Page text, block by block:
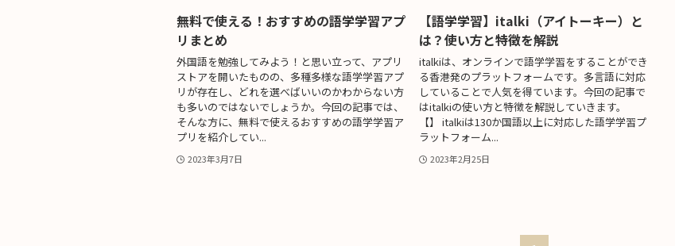
無料で使える！おすすめの語学学習アプ
リまとめ
外国語を勉強してみよう！と思い立って、アプリ
ストアを開いたものの、多種多様な語学学習アプ
リが存在し、どれを選べばいいのかわからない方
も多いのではないでしょうか。今回の記事では、
そんな方に、無料で使えるおすすめの語学学習ア
プリを紹介してい...
2023年3月7日
【語学学習】italki（アイトーキー）と
は？使い方と特徴を解説
italkiは、オンラインで語学学習をすることができ
る香港発のプラットフォームです。多言語に対応
していることで人気を得ています。今回の記事で
はitalkiの使い方と特徴を解説していきます。
【】 italkiは130か国語以上に対応した語学学習プ
ラットフォーム...
2023年2月25日